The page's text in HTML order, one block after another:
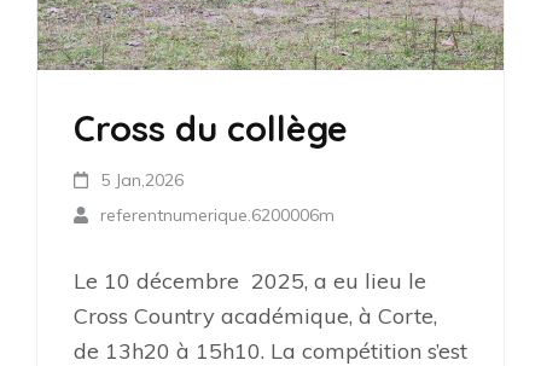
Cross du collège
5 Jan,2026
referentnumerique.6200006m
Le 10 décembre 2025, a eu lieu le
Cross Country académique, à Corte,
de 13h20 à 15h10. La compétition s’est